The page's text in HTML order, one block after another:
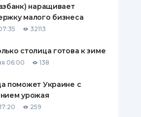
ПО
КОМПАНИИ
О СТРАХОВЫХ
наращивает
малого бизнеса
32113
столица готова к зиме
06:00 138
поможет Украине с
урожая
259